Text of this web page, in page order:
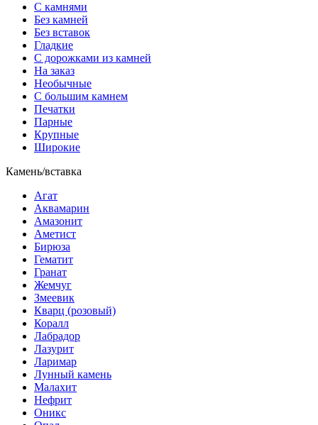
С камнями
Без камней
Без вставок
Гладкие
С дорожками из камней
На заказ
Необычные
С большим камнем
Печатки
Парные
Крупные
Широкие
Камень/вставка
Агат
Аквамарин
Амазонит
Аметист
Бирюза
Гематит
Гранат
Жемчуг
Змеевик
Кварц (розовый)
Коралл
Лабрадор
Лазурит
Ларимар
Лунный камень
Малахит
Нефрит
Оникс